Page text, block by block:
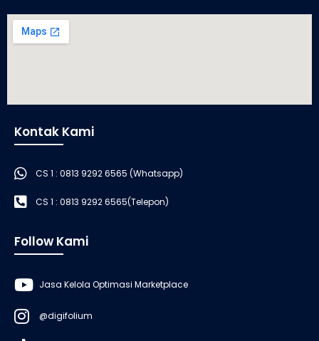
Kontak Kami
CS 1 : 0813 9292 6565 (Whatsapp)
CS 1 : 0813 9292 6565(Telepon)
Follow Kami
Jasa Kelola Optimasi Marketplace
@digifolium